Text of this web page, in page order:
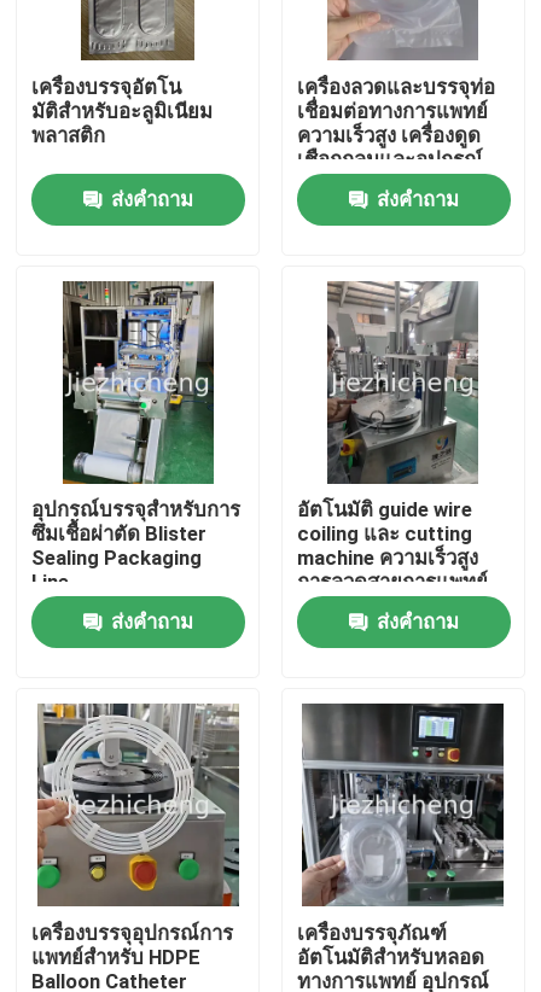
บ้าน
สินค้า
เกี่ยวกับเรา
ทัวร์โรงงาน
ติดต่อเรา
ขอทุน
เครื่องบรรจุภัณฑ์อุปกรณ์การแพทย์
เครื่องทำอุปกรณ์การแพทย์
เครื่องบรรจุอัตโน
มัติสําหรับอะลูมิเนียม
พลาสติก
ส่งคำถาม
เครื่องลวดและบรรจุท่อ
เชื่อมต่อทางการแพทย์
ความเร็วสูง เครื่องดูด
เชือกกลมและอุปกรณ์
บรรจุ SCT001
ส่งคำถาม
อุปกรณ์บรรจุสําหรับการ
ซึมเชื้อผ่าตัด Blister
Sealing Packaging
Line
ส่งคำถาม
อัตโนมัติ guide wire
coiling และ cutting
machine ความเร็วสูง
การลวดสายการแพทย์
ราคาถูกมาก หนึ่งชุดเล็ก
อุปกรณ์อัตโนมัติสําหรับ
guide wire coiling และ
ส่งคำถาม
เครื่องบรรจุอุปกรณ์การ
แพทย์สําหรับ HDPE
Balloon Catheter
เครื่องบรรจุภัณฑ์
อัตโนมัติสำหรับหลอด
ทางการแพทย์ อุปกรณ์